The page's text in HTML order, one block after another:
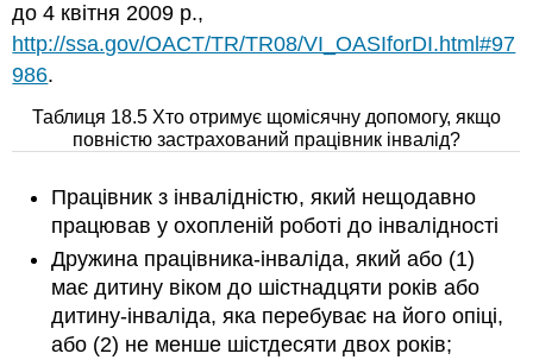
до 4 квітня 2009 р.,
http://ssa.gov/OACT/TR/TR08/VI_OASIforDI.html#97
986.
Таблиця 18.5 Хто отримує щомісячну допомогу, якщо
повністю застрахований працівник інвалід?
Працівник з інвалідністю, який нещодавно
працював у охопленій роботі до інвалідності
Дружина працівника-інваліда, який або (1)
має дитину віком до шістнадцяти років або
дитину-інваліда, яка перебуває на його опіці,
або (2) не менше шістдесяти двох років;